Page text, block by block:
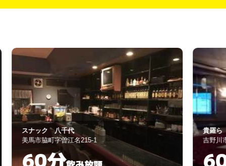
ック 八千代
市脇町字曽江名215-1
分
貴羅ら
吉野川市鴨島町
60分